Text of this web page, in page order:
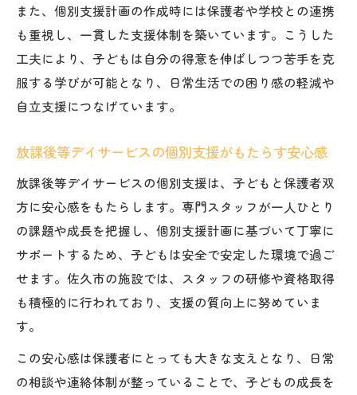
また、個別支援計画の作成時には保護者や学校との連携
も重視し、一貫した支援体制を築いています。こうした
工夫により、子どもは自分の得意を伸ばしつつ苦手を克
服する学びが可能となり、日常生活での困り感の軽減や
自立支援につなげています。
放課後等デイサービスの個別支援がもたらす安心感
放課後等デイサービスの個別支援は、子どもと保護者双
方に安心感をもたらします。専門スタッフが一人ひとり
の課題や成長を把握し、個別支援計画に基づいて丁寧に
サポートするため、子どもは安全で安定した環境で過ご
せます。佐久市の施設では、スタッフの研修や資格取得
も積極的に行われており、支援の質向上に努めていま
す。
この安心感は保護者にとっても大きな支えとなり、日常
の相談や連絡体制が整っていることで、子どもの成長を